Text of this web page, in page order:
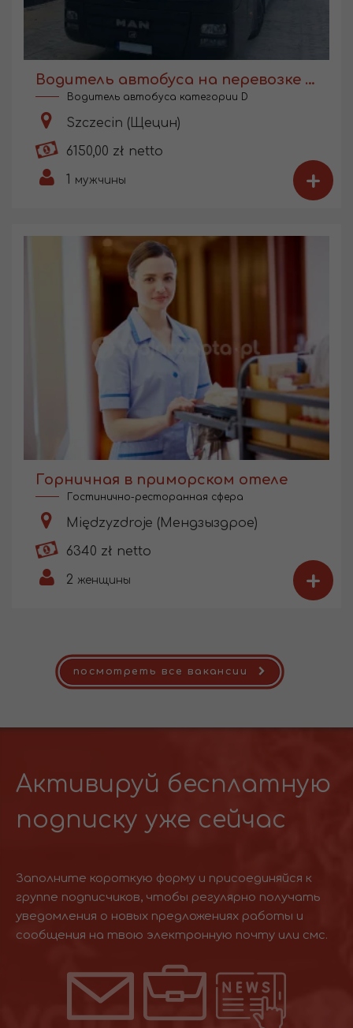
Водитель автобуса на перевозке работников
Водитель автобуса категории D
Szczecin (Щецин)
6150,00 zł netto
1 мужчины +
Горничная в приморском отеле
Гостинично-ресторанная сфера
Międzyzdroje (Мендзыздрое)
6340 zł netto
2 женщины +
посмотреть все вакансии
Активируй бесплатную
подписку уже сейчас
Заполните короткую форму и присоединяйся к
группе подписчиков, чтобы регулярно получать
уведомления о новых предложениях работы и
сообщения на твою электронную почту или смс.